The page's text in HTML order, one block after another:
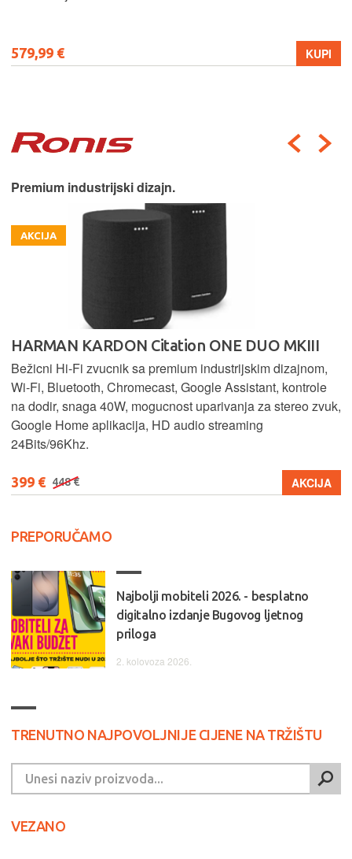
579,99 € KUPI
Premium industrijski dizajn.
AKCIJA
HARMAN KARDON Citation ONE DUO MKIII
Bežicni Hi-Fi zvucnik sa premium industrijskim dizajnom,
Wi-Fi, Bluetooth, Chromecast, Google Assistant, kontrole
na dodir, snaga 40W, mogucnost uparivanja za stereo zvuk,
Google Home aplikacija, HD audio streaming
24Bits/96Khz.
399 € 448 € AKCIJA
PREPORUČAMO
Najbolji mobiteli 2026. - besplatno
digitalno izdanje Bugovog ljetnog
priloga
2. kolovoza 2026.
TRENUTNO NAJPOVOLJNIJE CIJENE NA TRŽIŠTU
VEZANO